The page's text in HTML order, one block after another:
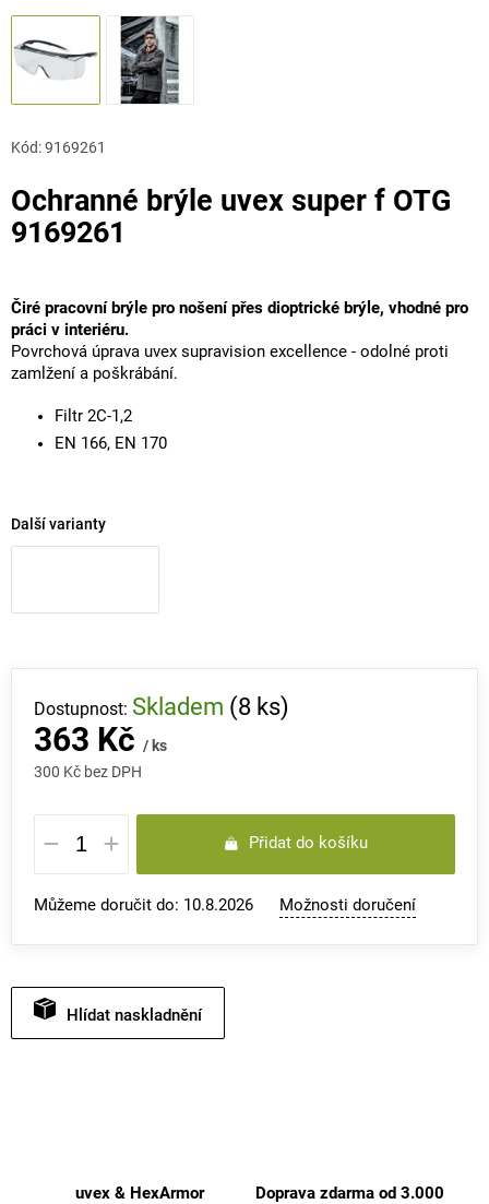
Ochranné brýle uvex super f OTG
9169261
Kód:9169261
Čiré pracovní brýle pro nošení přes dioptrické brýle, vhodné pro
práci v interiéru.
Povrchová úprava uvex supravision excellence - odolné proti
zamlžení a poškrábání.
Filtr 2C-1,2
EN 166, EN 170
Další varianty
363 Kč / ks
300 Kč bez DPH
Měrná
cena:
Skladem (8 ks)
Přidat do košíku
Můžeme doručit do: 10.8.2026 Možnosti doručení
Hlídat
uvex & HexArmor
Doprava zdarma od 3.000